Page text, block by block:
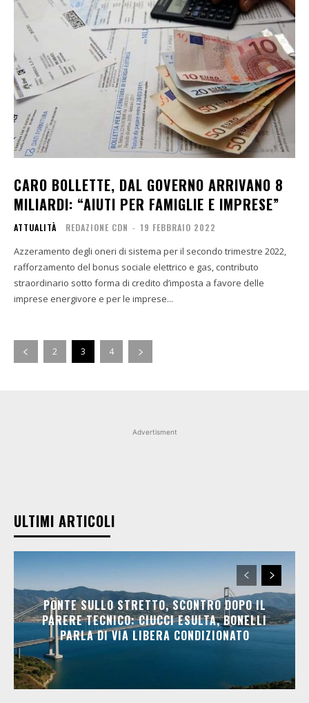
CARO BOLLETTE, DAL GOVERNO ARRIVANO 8
MILIARDI: “AIUTI PER FAMIGLIE E IMPRESE”
ATTUALITÀ REDAZIONE CDN - 19 FEBBRAIO 2022
Azzeramento degli oneri di sistema per il secondo trimestre 2022,
rafforzamento del bonus sociale elettrico e gas, contributo
straordinario sotto forma di credito d’imposta a favore delle
imprese energivore e per le imprese...
2 3 4
Advertisment
ULTIMI ARTICOLI
PONTE SULLO STRETTO, SCONTRO DOPO IL
PARERE TECNICO: CIUCCI ESULTA, BONELLI
PARLA DI VIA LIBERA CONDIZIONATO